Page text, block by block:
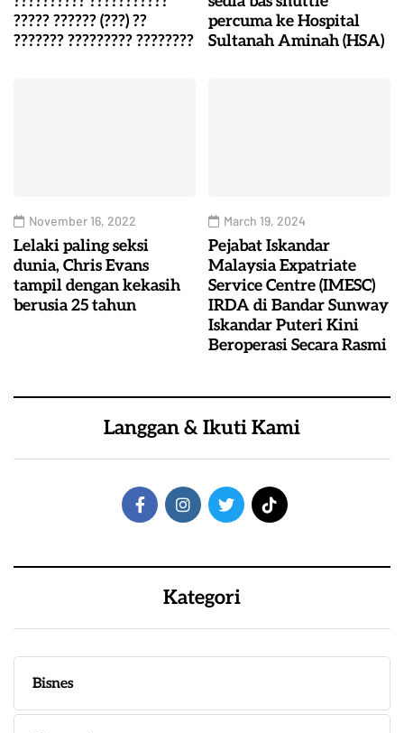
????? ?????? (???) ??
??????? ????????? ????????
percuma ke Hospital
Sultanah Aminah (HSA)
November 16, 2022
Lelaki paling seksi
dunia, Chris Evans
tampil dengan kekasih
berusia 25 tahun
March 19, 2024
Pejabat Iskandar
Malaysia Expatriate
Service Centre (IMESC)
IRDA di Bandar Sunway
Iskandar Puteri Kini
Beroperasi Secara Rasmi
Langgan & Ikuti Kami
Kategori
Bisnes